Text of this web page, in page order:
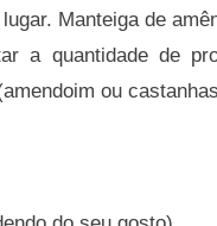
Manteiga de
a quantidade de
ou